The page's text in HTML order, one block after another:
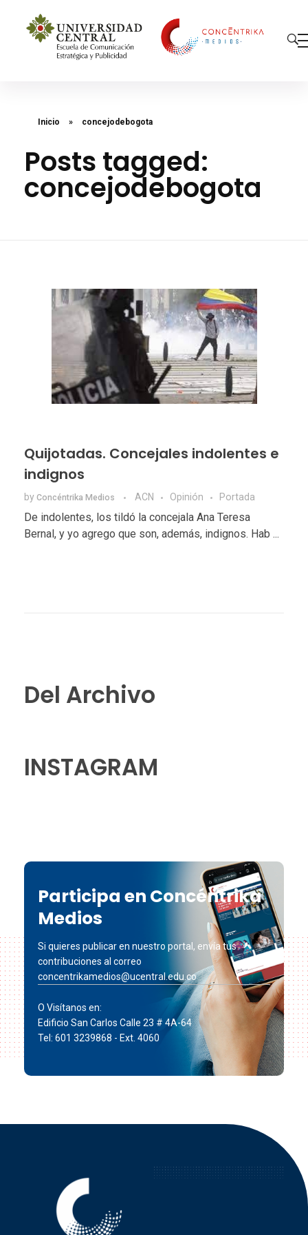
Inicio » concejodebogota
Posts tagged:
concejodebogota
Quijotadas. Concejales indolentes e
indignos
by Concéntrika Medios ACN Opinión Portada
De indolentes, los tildó la concejala Ana Teresa
Bernal, y yo agrego que son, además, indignos. Hab ...
Del Archivo
INSTAGRAM
Participa en Concéntrika
Medios
Si quieres publicar en nuestro portal, envía tus
contribuciones al correo
concentrikamedios@ucentral.edu.co
O Visítanos en:
Edificio San Carlos Calle 23 # 4A-64
Tel: 601 3239868 - Ext. 4060